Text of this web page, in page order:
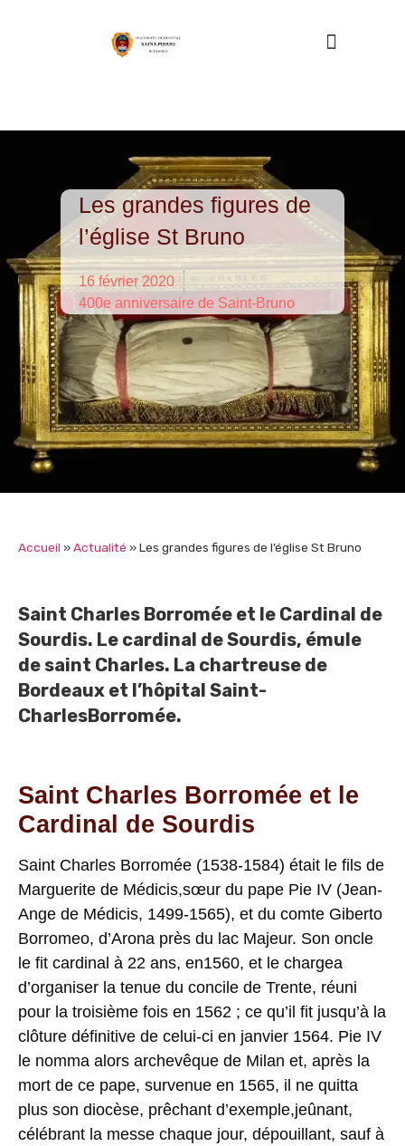
Les grandes figures de
l’église St Bruno
16 février 2020
400e anniversaire de Saint-Bruno
Accueil »Actualité »Les grandes figures de l’église St Bruno
Saint Charles Borromée et le Cardinal de
Sourdis. Le cardinal de Sourdis, émule
de saint Charles. La chartreuse de
Bordeaux et l’hôpital Saint-
CharlesBorromée.
Saint Charles Borromée et le
Cardinal de Sourdis
Saint Charles Borromée (1538-1584) était le fils de
Marguerite de Médicis,sœur du pape Pie IV (Jean-
Ange de Médicis, 1499-1565), et du comte Giberto
Borromeo, d’Arona près du lac Majeur. Son oncle
le fit cardinal à 22 ans, en1560, et le chargea
d’organiser la tenue du concile de Trente, réuni
pour la troisième fois en 1562 ; ce qu’il fit jusqu’à la
clôture définitive de celui-ci en janvier 1564. Pie IV
le nomma alors archevêque de Milan et, après la
mort de ce pape, survenue en 1565, il ne quitta
plus son diocèse, prêchant d’exemple,jeûnant,
célébrant la messe chaque jour, dépouillant, sauf à